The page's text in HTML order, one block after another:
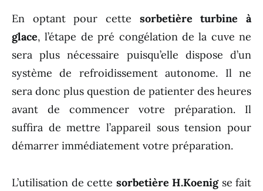
En optant pour cette sorbetière turbine à
glace, l’étape de pré congélation de la cuve ne
sera plus nécessaire puisqu’elle dispose d’un
système de refroidissement autonome. Il ne
sera donc plus question de patienter des heures
avant de commencer votre préparation. Il
suffira de mettre l’appareil sous tension pour
démarrer immédiatement votre préparation.
L’utilisation de cette sorbetière H.Koenigse fait